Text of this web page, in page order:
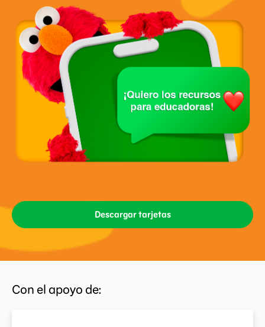
Descargar tarjetas
Con el apoyo de: